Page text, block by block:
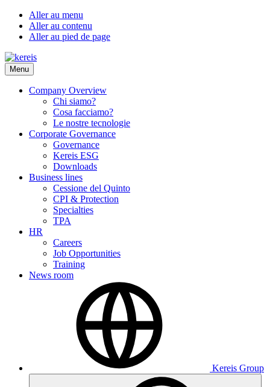
Aller au menu
Aller au contenu
Aller au pied de page
Menu
Company Overview
Chi siamo?
Cosa facciamo?
Le nostre tecnologie
Corporate Governance
Governance
Kereis ESG
Downloads
Business lines
Cessione del Quinto
CPI & Protection
Specialties
TPA
HR
Careers
Job Opportunities
Training
News room
Kereis Group